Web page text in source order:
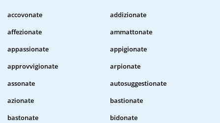
accovonate
addizionate
affezionate
ammattonate
appassionate
appigionate
approvvigionate
arpionate
assonate
autosuggestionate
azionate
bastionate
bastonate
bidonate